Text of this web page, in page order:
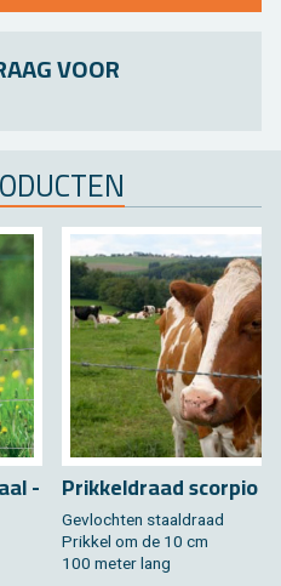
VOOR
- Prik­kel­draad scor­pio
Ge­vloch­ten staal­draad
Prik­kel om de 10 cm
100 meter lang